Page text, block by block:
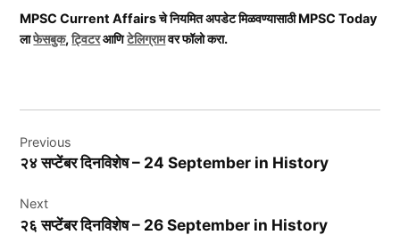
MPSC Current Affairs चे नियमित अपडेट मिळवण्यासाठी MPSC Today
लाफेसबुक,ट्विटरआणिटेलिग्रामवर फॉलो करा.
navigation
Previous
२४ सप्टेंबर दिनविशेष – 24 September in History
Next
२६ सप्टेंबर दिनविशेष – 26 September in History